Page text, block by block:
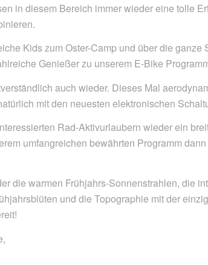
in diesem Bereich immer wieder eine tolle
Kids zum Oster-Camp und über die ganze
Genießer zu unserem E-Bike
auch wieder. Dieses Mal
mit den neuesten elektronischen
Rad-Aktivurlaubern wieder ein
umfangreichen bewährten Programm
die warmen Frühjahrs-Sonnenstrahlen, die
und die Topographie mit der